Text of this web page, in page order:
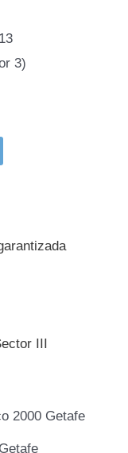
3)
III
2000 Getafe